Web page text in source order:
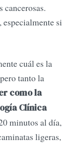
cancerosas.
si
cuál es la
tanto la
como la
Clínica
minutos al día,
ligeras,